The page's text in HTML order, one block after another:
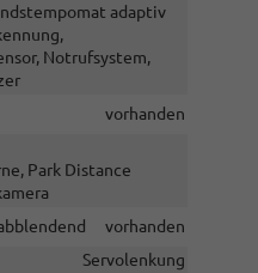
adaptiv
Notrufsystem,
vorhanden
Park Distance
vorhanden
Servolenkung